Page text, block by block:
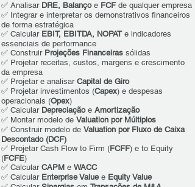
✅ Analisar DRE, Balançoe FCF de qualquer empresa
✅ Integrar e interpretar os demonstrativos financeiros
de forma estratégica
✅ Calcular EBIT, EBITDA, NOPATe indicadores
essenciais de performance
✅ Construir Projeções Financeiras sólidas
✅ Projetar receitas, custos, margens e crescimento
da empresa
✅ Projetar e analisar Capital de Giro
✅ Projetar investimentos (Capex) e despesas
operacionais (Opex)
✅ Calcular Depreciaçãoe Amortização
✅ Montar modelo de Valuation por Múltiplos
✅ Construir modelo de Valuation por Fluxo de Caixa
Descontado (DCF)
✅ Projetar Cash Flow to Firm (FCFF) e to Equity
(FCFE)
✅ Calcular CAPM e WACC
✅ Calcular Enterprise Valuee Equity Value